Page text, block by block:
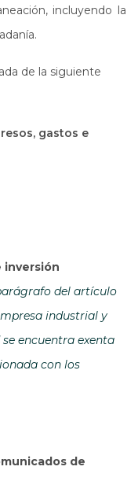
incluyendo la
de la siguiente
gastos e
inversión
del artículo
industrial y
encuentra exenta
con los
de